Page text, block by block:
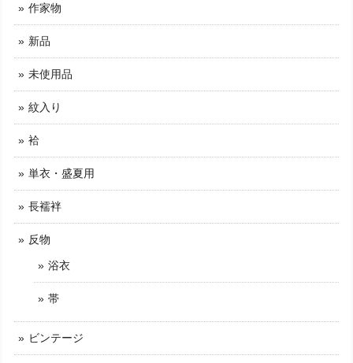
作家物
新品
未使用品
紋入り
袷
単衣・盛夏用
長襦袢
反物
浴衣
帯
ビンテージ